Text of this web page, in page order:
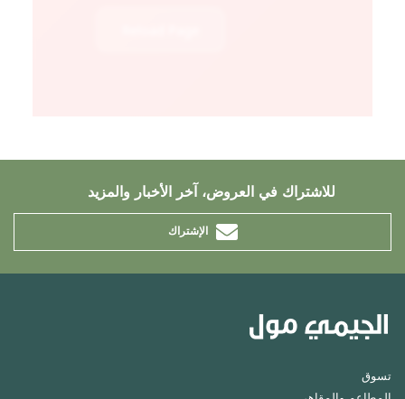
للاشتراك في العروض، آخر الأخبار والمزيد
الإشتراك
تسوق